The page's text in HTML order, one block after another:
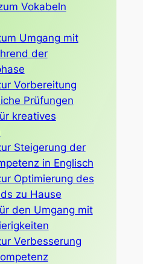
Vokabeln
Umgang mit
der
Vorbereitung
Prüfungen
kreatives
Steigerung der
in Englisch
Optimierung des
zu Hause
den Umgang mit
Verbesserung